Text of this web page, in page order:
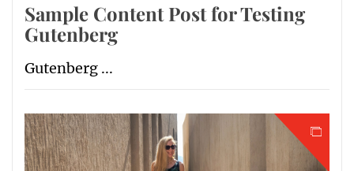
Sample Content Post for Testing
Gutenberg
Gutenberg ...